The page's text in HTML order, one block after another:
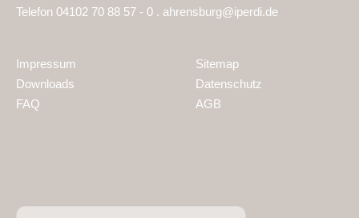
Telefon 04102 70 88 57 - 0 . ahrensburg@iperdi.de
Impressum
Downloads
FAQ
Sitemap
Datenschutz
AGB